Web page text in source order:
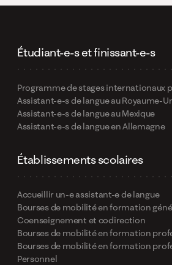
Étudiant-e-s et finissant-e-s
Programme de stages internationaux
Assistant-e-s de langue au Royaume-
Assistant-e-s de langue au Mexique
Assistant-e-s de langue en Allemagne
Établissements scolaires
Accueillir un-e assistant-e de langue
Bourses de mobilité en formation
Coenseignement et codirection
Bourses de mobilité en formation
Bourses de mobilité en formation
Personnel